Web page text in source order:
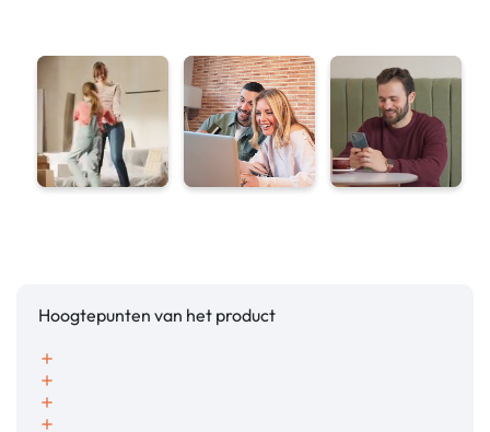
Hoogtepunten van het product
add
add
add
add